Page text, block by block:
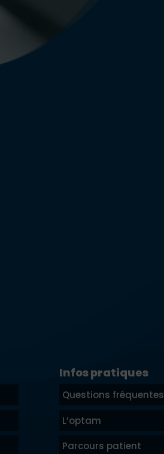
Infos pratiques
Questions fréquentes
L’optam
Parcours patient